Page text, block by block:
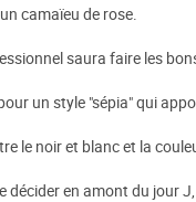
camaïeu de rose.
saura faire les
un style "sépia" qui
le noir et blanc et la
décider en amont du jour